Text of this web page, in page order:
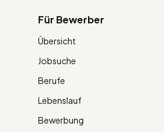
Für Bewerber
Übersicht
Jobsuche
Berufe
Lebenslauf
Bewerbung